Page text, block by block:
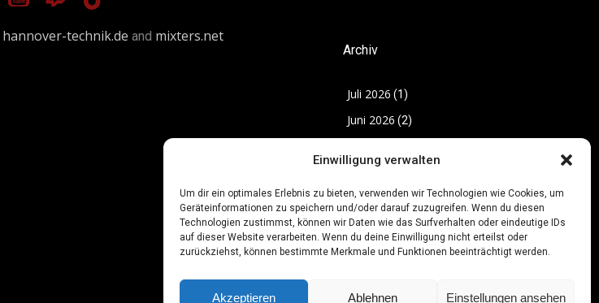
Einwilligung verwalten
Um dir ein optimales Erlebnis zu bieten, verwenden wir Technologien wie Cookies, um
Geräteinformationen zu speichern und/oder darauf zuzugreifen. Wenn du diesen
Technologien zustimmst, können wir Daten wie das Surfverhalten oder eindeutige IDs
auf dieser Website verarbeiten. Wenn du deine Einwilligung nicht erteilst oder
zurückziehst, können bestimmte Merkmale und Funktionen beeinträchtigt werden.
Akzeptieren Ablehnen Einstellungen ansehen
hannover-technik.de and mixters.net
Archiv
Juli 2026 (1)
Juni 2026 (2)
März 2026
November 2025(12)
Oktober 2025(3)
Juni 2025 (6)